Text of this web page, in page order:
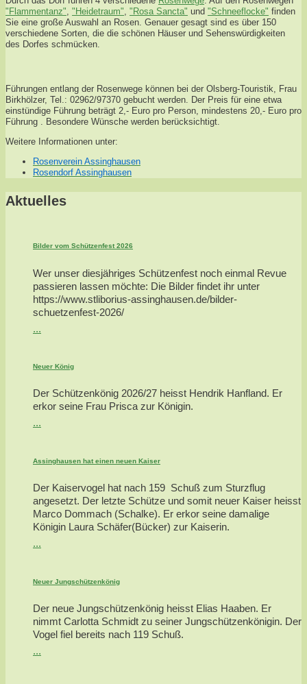
"Flammentanz" "Heidetraum" "Rosa Sancta" und "Schneeflocke" finden
Sie eine große Auswahl an Rosen. Genauer gesagt sind es über 150
verschiedene Sorten, die die schönen Häuser und Sehenswürdigkeiten
des Dorfes schmücken.
Führungen entlang der Rosenwege können bei der Olsberg-Touristik, Frau
Birkhölzer, Tel.: 02962/97370 gebucht werden. Der Preis für eine etwa
einstündige Führung beträgt 2,- Euro pro Person, mindestens 20,- Euro pro
Führung . Besondere Wünsche werden berücksichtigt.
Weitere Informationen unter:
Rosenverein Assinghausen
Rosendorf Assinghausen
Aktuelles
Bilder vom Schützenfest 2026
Wer unser diesjähriges Schützenfest noch einmal Revue
passieren lassen möchte: Die Bilder findet ihr unter
https://www.stliborius-assinghausen.de/bilder-
schuetzenfest-2026/
...
Neuer König
Der Schützenkönig 2026/27 heisst Hendrik Hanfland. Er
erkor seine Frau Prisca zur Königin.
...
Assinghausen hat einen neuen Kaiser
Der Kaiservogel hat nach 159 Schuß zum Sturzflug
angesetzt. Der letzte Schütze und somit neuer Kaiser heisst
Marco Dommach (Schalke). Er erkor seine damalige
Königin Laura Schäfer(Bücker) zur Kaiserin.
...
Neuer Jungschützenkönig
Der neue Jungschützenkönig heisst Elias Haaben. Er
nimmt Carlotta Schmidt zu seiner Jungschützenkönigin. Der
Vogel fiel bereits nach 119 Schuß.
...